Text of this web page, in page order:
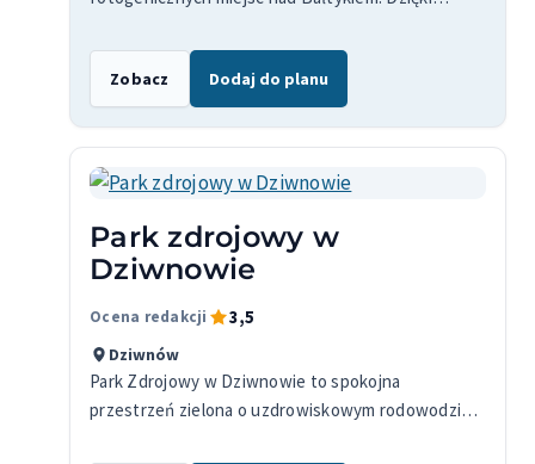
obowiązkowym punktem podczas zwiedzania
miasta.
Zobacz Dodaj do planu
Park zdrojowy w
Dziwnowie
Ocena redakcji 3,5
Dziwnów
Park Zdrojowy w Dziwnowie to spokojna
przestrzeń zielona o uzdrowiskowym rodowodzie,